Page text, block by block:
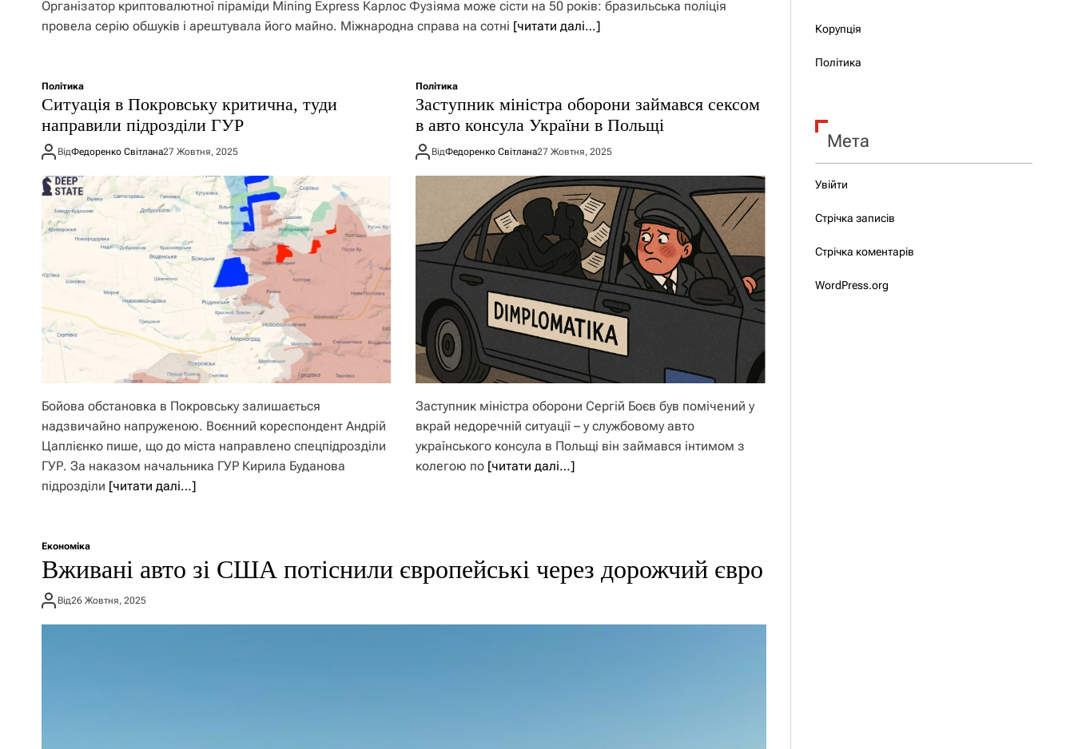
Організатор криптовалютної піраміди Mining Express Карлос Фузіяма може сісти на 50 років: бразильська поліція
провела серію обшуків і арештувала його майно. Міжнародна справа на сотні [читати далі…]
Політика
Ситуація в Покровську критична, туди
направили підрозділи ГУР
ВідФедоренко Світлана27 Жовтня, 2025
Бойова обстановка в Покровську залишається
надзвичайно напруженою. Воєнний кореспондент Андрій
Цаплієнко пише, що до міста направлено спецпідрозділи
ГУР. За наказом начальника ГУР Кирила Буданова
підрозділи [читати далі…]
Політика
Заступник міністра оборони займався сексом
в авто консула України в Польщі
ВідФедоренко Світлана27 Жовтня, 2025
Заступник міністра оборони Сергій Боєв був помічений у
вкрай недоречній ситуації – у службовому авто
українського консула в Польщі він займався інтимом з
колегою по [читати далі…]
Економіка
Вживані авто зі США потіснили європейські через дорожчий євро
Від26 Жовтня, 2025
Корупція
Політика
Мета
Увійти
Стрічка записів
Стрічка коментарів
WordPress.org